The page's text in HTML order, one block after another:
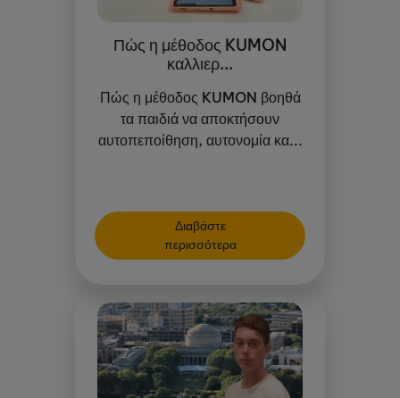
Πώς η μέθοδος KUMON
καλλιερ...
Πώς η μέθοδος KUMON βοηθά
τα παιδιά να αποκτήσουν
αυτοπεποίθηση, αυτονομία κα...
Διαβάστε
περισσότερα